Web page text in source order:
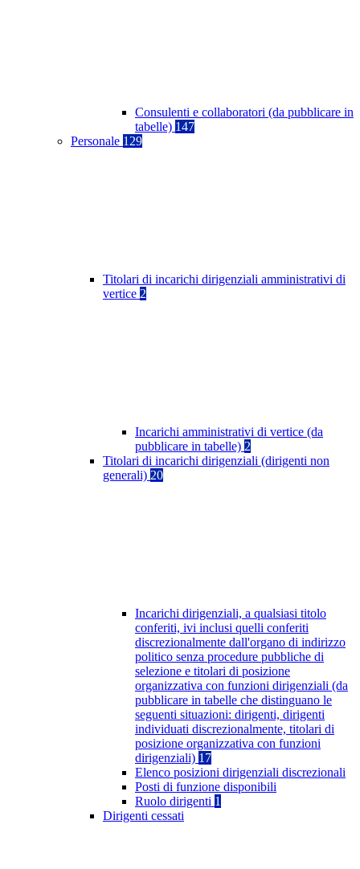
Consulenti e collaboratori (da pubblicare in
tabelle) 147
Personale 129
Titolari di incarichi dirigenziali amministrativi di
vertice 2
Incarichi amministrativi di vertice (da
pubblicare in tabelle) 2
Titolari di incarichi dirigenziali (dirigenti non
generali) 20
Incarichi dirigenziali, a qualsiasi titolo
conferiti, ivi inclusi quelli conferiti
discrezionalmente dall'organo di indirizzo
politico senza procedure pubbliche di
selezione e titolari di posizione
organizzativa con funzioni dirigenziali (da
pubblicare in tabelle che distinguano le
seguenti situazioni: dirigenti, dirigenti
individuati discrezionalmente, titolari di
posizione organizzativa con funzioni
dirigenziali) 17
Elenco posizioni dirigenziali discrezionali
Posti di funzione disponibili
Ruolo dirigenti 1
Dirigenti cessati